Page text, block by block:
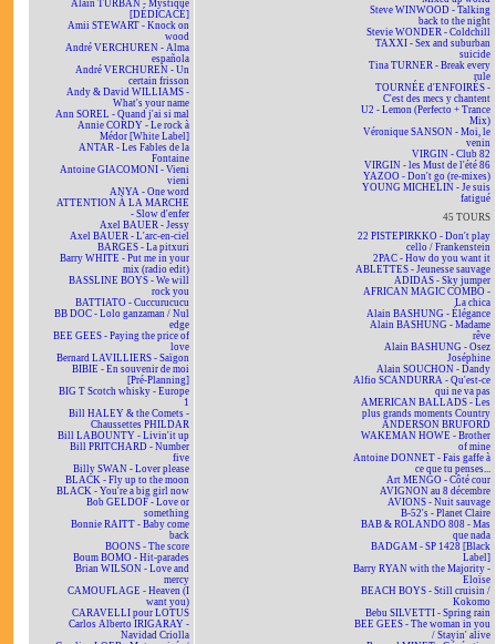
Alain TURBAN - Mystique
[DÉDICACÉ]
Amii STEWART - Knock on
wood
André VERCHUREN - Alma
española
André VERCHUREN - Un
certain frisson
Andy & David WILLIAMS -
What's your name
Ann SOREL - Quand j'ai si mal
Annie CORDY - Le rock à
Médor [White Label]
ANTAR - Les Fables de la
Fontaine
Antoine GIACOMONI - Vieni
vieni
ANYA - One word
ATTENTION À LA MARCHE
- Slow d'enfer
Axel BAUER - Jessy
Axel BAUER - L'arc-en-ciel
BARGES - La pitxuri
Barry WHITE - Put me in your
mix (radio edit)
BASSLINE BOYS - We will
rock you
BATTIATO - Cuccurucucu
BB DOC - Lolo ganzaman / Nul
edge
BEE GEES - Paying the price of
love
Bernard LAVILLIERS - Saïgon
BIBIE - En souvenir de moi
[Pré-Planning]
BIG T Scotch whisky - Europe
1
Bill HALEY & the Comets -
Chaussettes PHILDAR
Bill LABOUNTY - Livin'it up
Bill PRITCHARD - Number
five
Billy SWAN - Lover please
BLACK - Fly up to the moon
BLACK - You're a big girl now
Bob GELDOF - Love or
something
Bonnie RAITT - Baby come
back
BOONS - The score
Boum BOMO - Hit-parades
Brian WILSON - Love and
mercy
CAMOUFLAGE - Heaven (I
want you)
CARAVELLI pour LOTUS
Carlos Alberto IRIGARAY -
Navidad Criolla
Steve WINWOOD - Talking
back to the night
Stevie WONDER - Coldchill
TAXXI - Sex and suburban
suicide
Tina TURNER - Break every
rule
TOURNÉE d'ENFOIRÉS -
C'est des mecs y chantent
U2 - Lemon (Perfecto + Trance
Mix)
Véronique SANSON - Moi, le
venin
VIRGIN - Club 82
VIRGIN - les Must de l'été 86
YAZOO - Don't go (re-mixes)
YOUNG MICHELIN - Je suis
fatigué
45 TOURS
22 PISTEPIRKKO - Don't play
cello / Frankenstein
2PAC - How do you want it
ABLETTES - Jeunesse sauvage
ADIDAS - Sky jumper
AFRICAN MAGIC COMBO -
La chica
Alain BASHUNG - Élégance
Alain BASHUNG - Madame
rêve
Alain BASHUNG - Osez
Joséphine
Alain SOUCHON - Dandy
Alfio SCANDURRA - Qu'est-ce
qui ne va pas
AMERICAN BALLADS - Les
plus grands moments Country
ANDERSON BRUFORD
WAKEMAN HOWE - Brother
of mine
Antoine DONNET - Fais gaffe à
ce que tu penses...
Art MENGO - Côté cour
AVIGNON au 8 décembre
AVIONS - Nuit sauvage
B-52's - Planet Claire
BAB & ROLANDO 808 - Mas
que nada
BADGAM - SP 1428 [Black
Label]
Barry RYAN with the Majority -
Eloïse
BEACH BOYS - Still cruisin /
Kokomo
Bebu SILVETTI - Spring rain
BEE GEES - The woman in you
/ Stayin' alive